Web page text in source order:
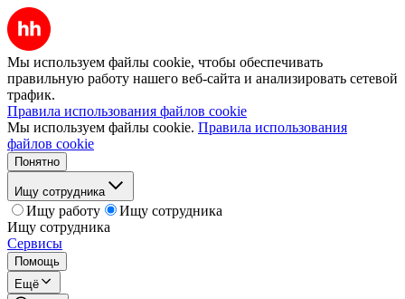
Мы используем файлы cookie, чтобы обеспечивать
правильную работу нашего веб-сайта и анализировать сетевой
трафик.
Правила использования файлов cookie
Мы используем файлы cookie. Правила использования
файлов cookie
Понятно
Ищу сотрудника
Ищу работу
Ищу сотрудника
Ищу сотрудника
Сервисы
Помощь
Ещё